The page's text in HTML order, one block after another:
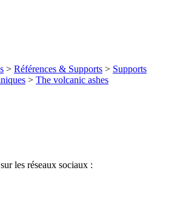
> Références & Supports > Supports
> The volcanic ashes
les réseaux sociaux :